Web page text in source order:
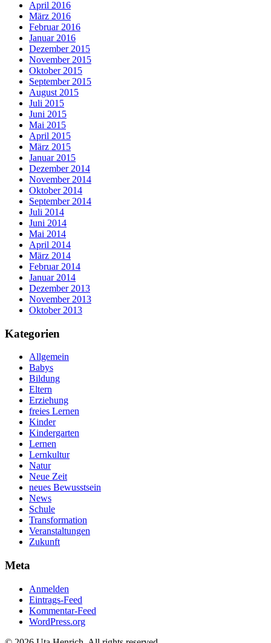
April 2016
März 2016
Februar 2016
Januar 2016
Dezember 2015
November 2015
Oktober 2015
September 2015
August 2015
Juli 2015
Juni 2015
Mai 2015
April 2015
März 2015
Januar 2015
Dezember 2014
November 2014
Oktober 2014
September 2014
Juli 2014
Juni 2014
Mai 2014
April 2014
März 2014
Februar 2014
Januar 2014
Dezember 2013
November 2013
Oktober 2013
Kategorien
Allgemein
Babys
Bildung
Eltern
Erziehung
freies Lernen
Kinder
Kindergarten
Lernen
Lernkultur
Natur
Neue Zeit
neues Bewusstsein
News
Schule
Transformation
Veranstaltungen
Zukunft
Meta
Anmelden
Eintrags-Feed
Kommentar-Feed
WordPress.org